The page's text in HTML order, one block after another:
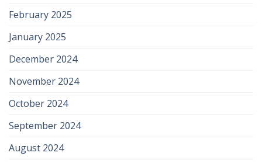
February 2025
January 2025
December 2024
November 2024
October 2024
September 2024
August 2024